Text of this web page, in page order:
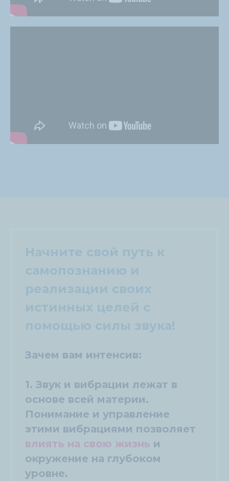
Начните свой путь к
самопознанию и
реализации своих
истинных целей с
помощью силы звука!
Зачем вам интенсив:
1. Звук и вибрации лежат в
основе всей материи.
Понимание и управление
этими вибрациями позволяет
влиять на свою жизнь и
окружение на глубоком
уровне.